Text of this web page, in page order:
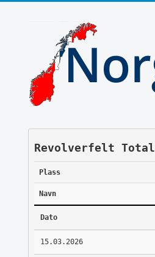
Revolverfelt Total
Plass
Navn
Dato
15.03.2026